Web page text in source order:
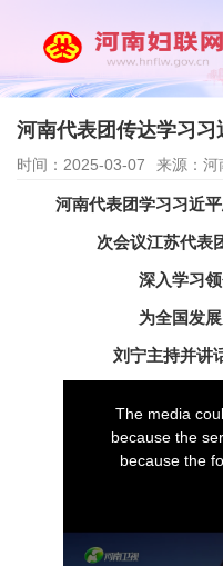
河南代表团传达学习
时间：2025-03-07 来源：河
河南代表团学习习近
次会议江苏代表
深入学习
为全国发
刘宁主持并讲